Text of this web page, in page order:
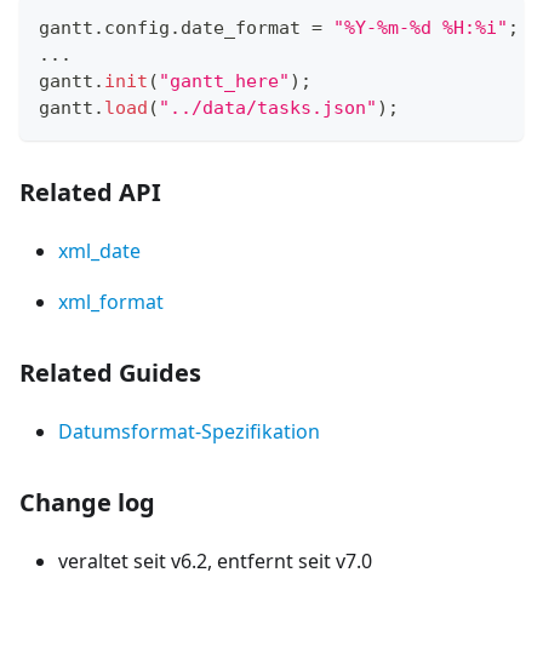
gantt . config . date_format = "%Y-%m-%d %H:%i" ;
...
gantt . init ( "gantt_here" ) ;
gantt . load ( "../data/tasks.json" ) ;
Related API
xml_date
xml_format
Related Guides
Datumsformat-Spezifikation
Change log
veraltet seit v6.2, entfernt seit v7.0